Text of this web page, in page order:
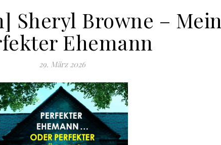
Sheryl Browne – Mein
Ehemann
29. März 2026